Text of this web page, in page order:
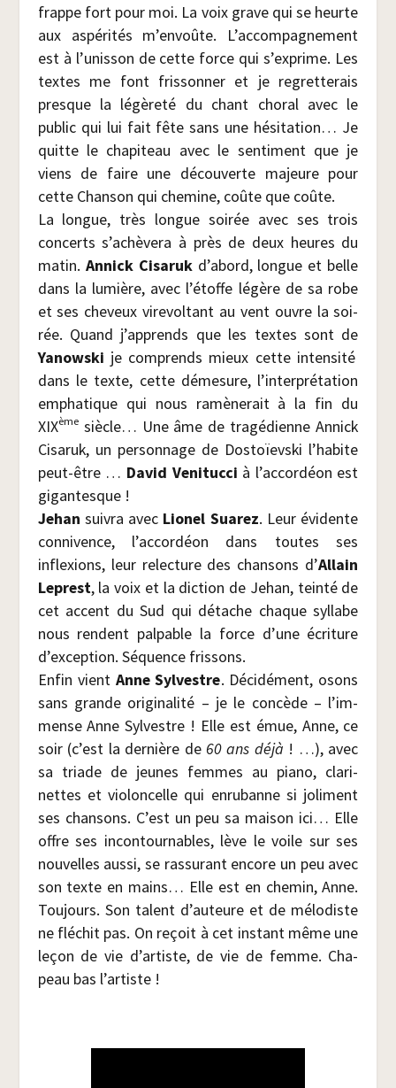
frappe fort pour moi. La voix grave qui se heurte
aux aspé­ri­tés m’en­voûte. L’ac­com­pa­gne­ment
est à l’u­nis­son de cette force qui s’ex­prime. Les
textes me font fris­son­ner et je regret­te­rais
presque la légè­re­té du chant cho­ral avec le
public qui lui fait fête sans une hési­ta­tion… Je
quitte le cha­pi­teau avec le sen­ti­ment que je
viens de faire une décou­verte majeure pour
cette Chan­son qui che­mine, coûte que coûte.
La longue, très longue soi­rée avec ses trois
concerts s’a­chè­ve­ra à près de deux heures du
matin. Annick Cisa­rukd’abord, longue et belle
dans la lumière, avec l’é­toffe légère de sa robe
et ses che­veux vire­vol­tant au vent ouvre la soi­
rée. Quand j’ap­prends que les textes sont de
Yanows­ki je com­prends mieux cette inten­si­té
dans le texte, cette déme­sure, l’in­ter­pré­ta­tion
empha­tique qui nous ramè­ne­rait à la fin du
XIXèmesiècle… Une âme de tra­gé­dienne Annick
Cisa­ruk, un per­son­nage de Dos­toïevs­ki l’ha­bite
peut-être … David Veni­tuc­ci à l’ac­cor­déon est
gigan­tesque !
Jehan sui­vra avec Lio­nel Sua­rez. Leur évi­dente
conni­vence, l’ac­cor­déon dans toutes ses
inflexions, leur relec­ture des chan­sons d’Allain
Leprest, la voix et la dic­tion de Jehan, tein­té de
cet accent du Sud qui détache chaque syl­labe
nous rendent pal­pable la force d’une écri­ture
d’ex­cep­tion. Séquence fris­sons.
Enfin vient Anne Syl­vestre. Déci­dé­ment, osons
sans grande ori­gi­na­li­té – je le concède – l’im­
mense Anne Syl­vestre ! Elle est émue, Anne, ce
soir (c’est la der­nière de 60 ans déjà ! …), avec
sa triade de jeunes femmes au pia­no, cla­ri­
nettes et vio­lon­celle qui enru­banne si joli­ment
ses chan­sons. C’est un peu sa mai­son ici… Elle
offre ses incon­tour­nables, lève le voile sur ses
nou­velles aus­si, se ras­su­rant encore un peu avec
son texte en mains… Elle est en che­min, Anne.
Tou­jours. Son talent d’au­teure et de mélo­diste
ne flé­chit pas. On reçoit à cet ins­tant même une
leçon de vie d’ar­tiste, de vie de femme. Cha­
peau bas l’artiste !